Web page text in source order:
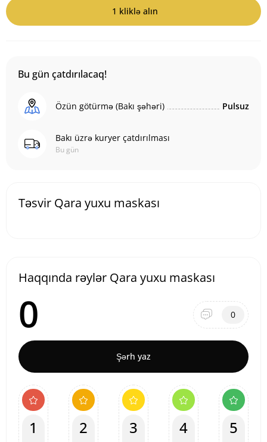
1 kliklə alın
Bu gün çatdırılacaq!
Özün götürmə (Bakı şəhəri) Pulsuz
Bakı üzrə kuryer çatdırılması
Bu gün
Təsvir Qara yuxu maskası
Haqqında rəylər Qara yuxu maskası
0 0
Şərh yaz
1 2 3 4 5